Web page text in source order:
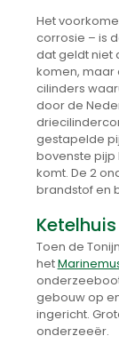
Het
corrosie – is
dat geldt niet
komen, maar
cilinders
door de
gestapelde
bovenste pijp
komt. De 2
brandstof en
Toen de
het
gebouw op
ingericht.
onderzeeër.